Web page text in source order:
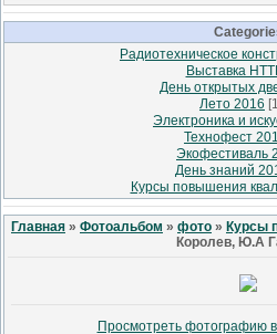
Радиотехническое
Выставка
День открытых
Лето 2016
Электроника и
Технофест
Экофестиваль
День знаний
Курсы повышения
Главная » Фотоальбом » фото » Курсы
Королев, Ю.А
Просмотреть фотографию